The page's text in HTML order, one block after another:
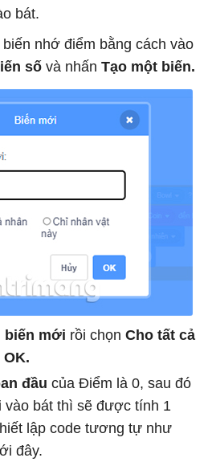
bát.
nhớ điểm bằng cách vào
số và nhấn Tạo một biến.
biến mới rồi chọn Cho tất cả
OK.
đầu của Điểm là 0, sau đó
vào bát thì sẽ được tính 1
lập code tương tự như
đây.